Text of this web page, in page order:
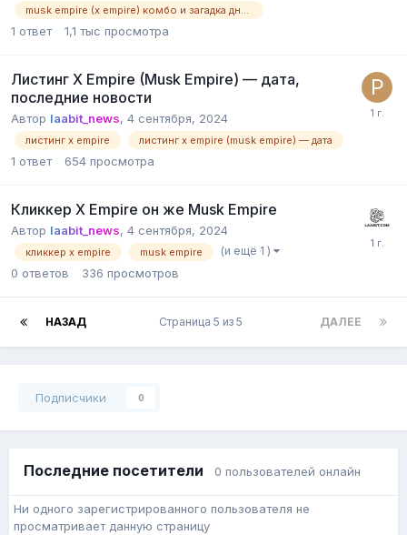
1 ответ 1,1 тыс просмотра
Листинг X Empire (Musk Empire) — дата,
последние новости
Автор laabit_news, 4 сентября, 2024
листинг x empire листинг x empire (musk empire) — дата
1 ответ 654 просмотра
Кликкер X Empire он же Musk Empire
Автор laabit_news, 4 сентября, 2024
кликкер x empire musk empire (и ещё 1 )
0 ответов 336 просмотров
НАЗАД ДАЛЕЕ
Страница 5 из 5
Подписчики 0
Последние посетители 0 пользователей онлайн
Ни одного зарегистрированного пользователя не
просматривает данную страницу